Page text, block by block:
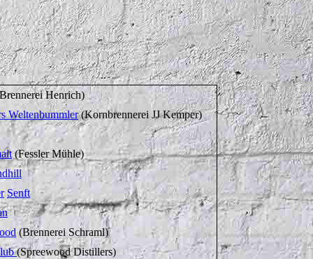
Henrich)
Weltenbummler(Kornbrennerei JJ Kemper)
(Fessler Mühle)
Senft
(Brennerei Schraml)
(Spreewood Distillers)